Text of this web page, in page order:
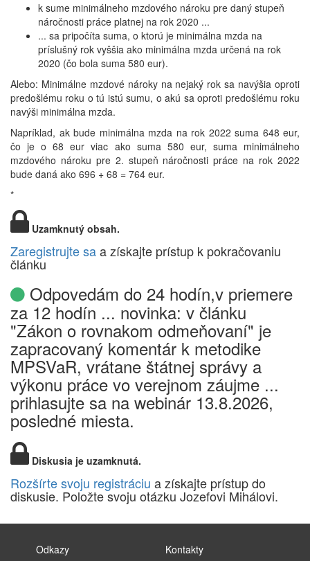
k sume minimálneho mzdového nároku pre daný stupeň
náročnosti práce platnej na rok 2020 ...
... sa pripočíta suma, o ktorú je minimálna mzda na
príslušný rok vyššia ako minimálna mzda určená na rok
2020 (čo bola suma 580 eur).
Alebo: Minimálne mzdové nároky na nejaký rok sa navýšia oproti
predošlému roku o tú istú sumu, o akú sa oproti predošlému roku
navýši minimálna mzda.
Napríklad, ak bude minimálna mzda na rok 2022 suma 648 eur,
čo je o 68 eur viac ako suma 580 eur, suma minimálneho
mzdového nároku pre 2. stupeň náročnosti práce na rok 2022
bude daná ako 696 + 68 = 764 eur.
*
Uzamknutý obsah.
Zaregistrujte saa získajte prístup k pokračovaniu
článku
Odpovedám do 24 hodín,v priemere
za 12 hodín ... novinka: v článku
"Zákon o rovnakom odmeňovaní" je
zapracovaný komentár k metodike
MPSVaR, vrátane štátnej správy a
výkonu práce vo verejnom záujme ...
prihlasujte sa na webinár 13.8.2026,
posledné miesta.
Diskusia je uzamknutá.
Rozšírte svoju registráciu a získajte prístup do
diskusie. Položte svoju otázku Jozefovi Mihálovi.
Odkazy Kontakty